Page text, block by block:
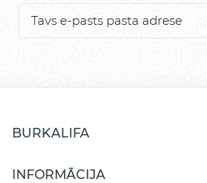
BURKALIFA
INFORMĀCIJA